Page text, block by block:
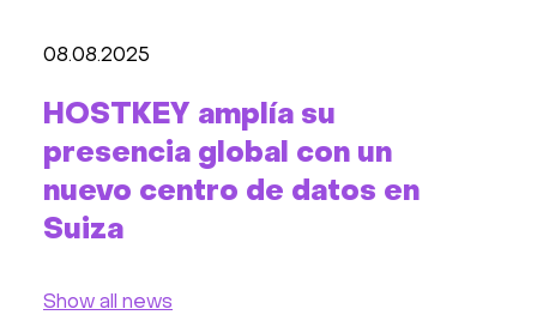
08.08.2025
HOSTKEY amplía su
presencia global con un
nuevo centro de datos en
Suiza
Show all news